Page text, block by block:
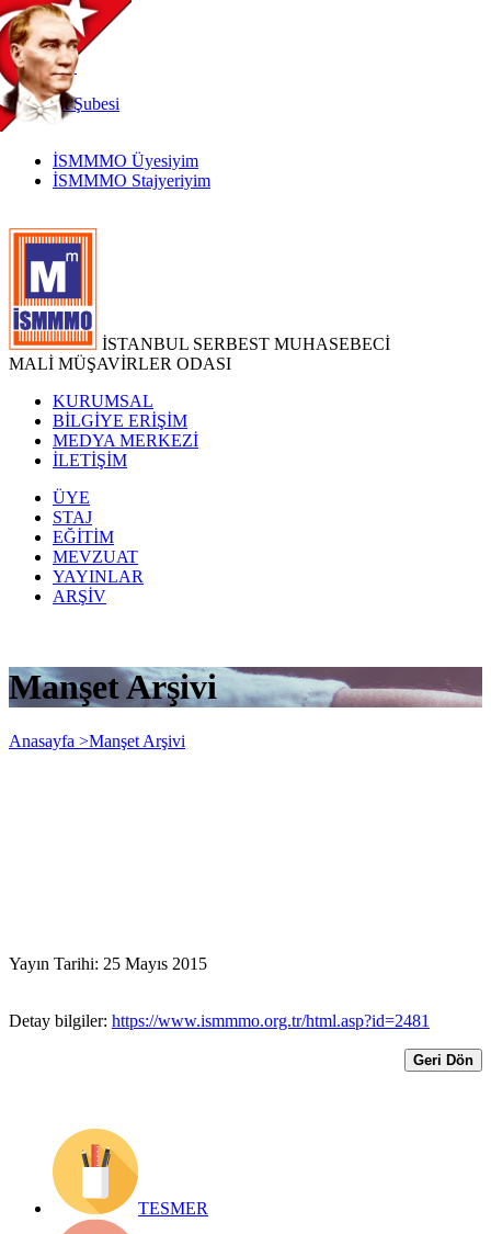
TR
|
EN
İnternetŞubesi
İSMMMO Üyesiyim
İSMMMO Stajyeriyim
İSTANBUL SERBEST MUHASEBECİ
MALİ MÜŞAVİRLER ODASI
KURUMSAL
BİLGİYE ERİŞİM
MEDYA MERKEZİ
İLETİŞİM
ÜYE
STAJ
EĞİTİM
MEVZUAT
YAYINLAR
ARŞİV
Manşet Arşivi
Anasayfa >Manşet Arşivi
Yayın Tarihi: 25 Mayıs 2015
Detay bilgiler: https://www.ismmmo.org.tr/html.asp?id=2481
Geri Dön
TESMER